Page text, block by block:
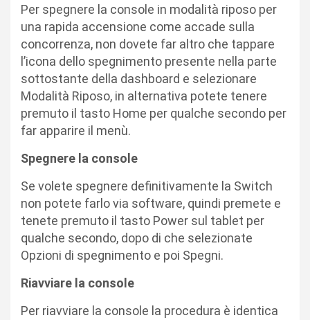
Per spegnere la console in modalità riposo per
una rapida accensione come accade sulla
concorrenza, non dovete far altro che tappare
l’icona dello spegnimento presente nella parte
sottostante della dashboard e selezionare
Modalità Riposo, in alternativa potete tenere
premuto il tasto Home per qualche secondo per
far apparire il menù.
Spegnere la console
Se volete spegnere definitivamente la Switch
non potete farlo via software, quindi premete e
tenete premuto il tasto Power sul tablet per
qualche secondo, dopo di che selezionate
Opzioni di spegnimento e poi Spegni.
Riavviare la console
Per riavviare la console la procedura è identica